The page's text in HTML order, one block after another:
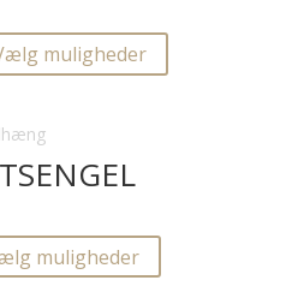
vælges
på
muligheder
vare
muligheder
vare